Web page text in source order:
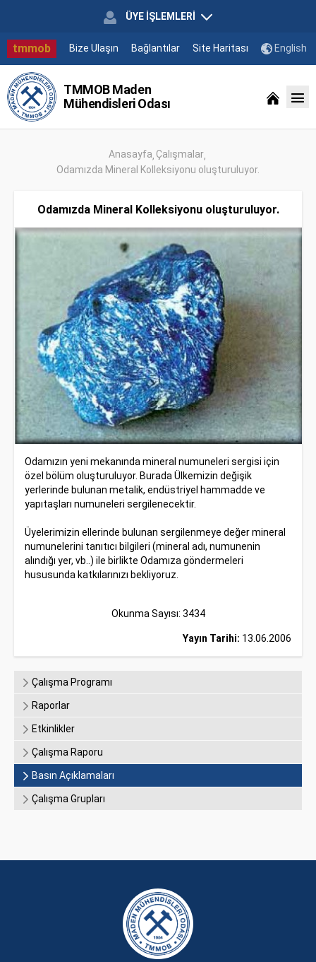
ÜYE İŞLEMLERİ
tmmob Bize Ulaşın Bağlantılar Site Haritası English
TMMOB Maden
Mühendisleri Odası
Anasayfa Çalışmalar
Odamızda Mineral Kolleksiyonu oluşturuluyor.
Odamızda Mineral Kolleksiyonu oluşturuluyor.
Odamızın yeni mekanında mineral numuneleri sergisi için
özel bölüm oluşturuluyor. Burada Ülkemizin değişik
yerlerinde bulunan metalik, endüstriyel hammadde ve
yapıtaşları numuneleri sergilenecektir.
Üyelerimizin ellerinde bulunan sergilenmeye değer mineral
numunelerini tanıtıcı bilgileri (mineral adı, numunenin
alındığı yer, vb..) ile birlikte Odamıza göndermeleri
hususunda katkılarınızı bekliyoruz.
Okunma Sayısı: 3434
Yayın Tarihi: 13.06.2006
Çalışma Programı
Raporlar
Etkinlikler
Çalışma Raporu
Basın Açıklamaları
Çalışma Grupları